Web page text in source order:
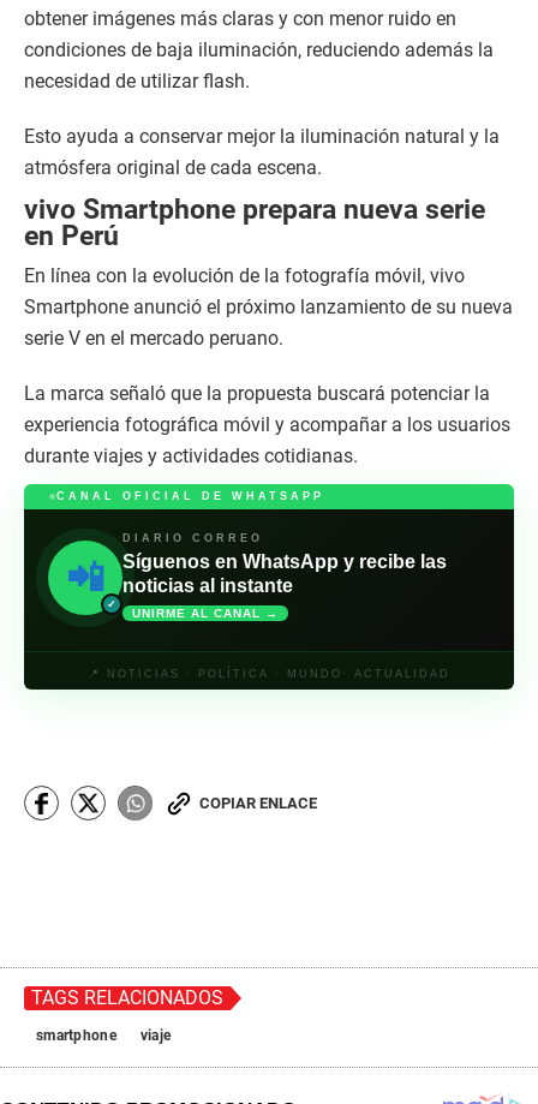
obtener imágenes más claras y con menor ruido en
condiciones de baja iluminación, reduciendo además la
necesidad de utilizar flash.
Esto ayuda a conservar mejor la iluminación natural y la
atmósfera original de cada escena.
vivo Smartphone prepara nueva serie
en Perú
En línea con la evolución de la fotografía móvil, vivo
Smartphone anunció el próximo lanzamiento de su nueva
serie V en el mercado peruano.
La marca señaló que la propuesta buscará potenciar la
experiencia fotográfica móvil y acompañar a los usuarios
durante viajes y actividades cotidianas.
CANAL OFICIAL DE WHATSAPP
📲
✓
DIARIO CORREO
Síguenos en WhatsApp y recibe las
noticias al instante
UNIRME AL CANAL →
📍 NOTICIAS · POLÍTICA · MUNDO· ACTUALIDAD
COPIAR ENLACE
TAGS RELACIONADOS
smartphone viaje